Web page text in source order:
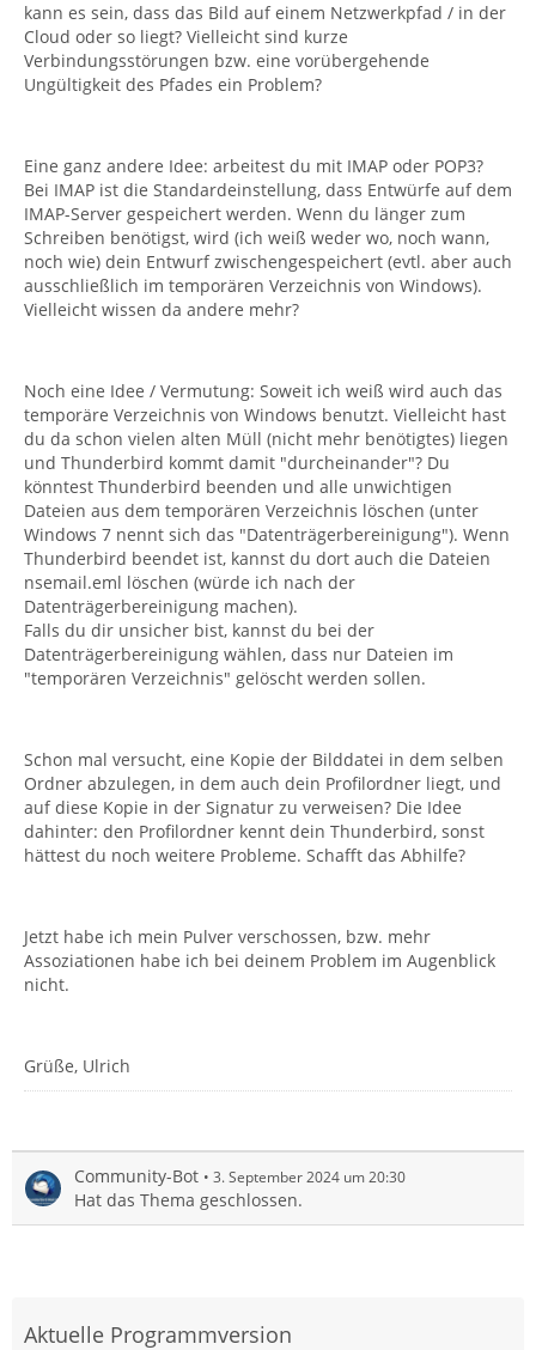
kann es sein, dass das Bild auf einem Netzwerkpfad / in der
Cloud oder so liegt? Vielleicht sind kurze
Verbindungsstörungen bzw. eine vorübergehende
Ungültigkeit des Pfades ein Problem?
Eine ganz andere Idee: arbeitest du mit IMAP oder POP3?
Bei IMAP ist die Standardeinstellung, dass Entwürfe auf dem
IMAP-Server gespeichert werden. Wenn du länger zum
Schreiben benötigst, wird (ich weiß weder wo, noch wann,
noch wie) dein Entwurf zwischengespeichert (evtl. aber auch
ausschließlich im temporären Verzeichnis von Windows).
Vielleicht wissen da andere mehr?
Noch eine Idee / Vermutung: Soweit ich weiß wird auch das
temporäre Verzeichnis von Windows benutzt. Vielleicht hast
du da schon vielen alten Müll (nicht mehr benötigtes) liegen
und Thunderbird kommt damit "durcheinander"? Du
könntest Thunderbird beenden und alle unwichtigen
Dateien aus dem temporären Verzeichnis löschen (unter
Windows 7 nennt sich das "Datenträgerbereinigung"). Wenn
Thunderbird beendet ist, kannst du dort auch die Dateien
nsemail.eml löschen (würde ich nach der
Datenträgerbereinigung machen).
Falls du dir unsicher bist, kannst du bei der
Datenträgerbereinigung wählen, dass nur Dateien im
"temporären Verzeichnis" gelöscht werden sollen.
Schon mal versucht, eine Kopie der Bilddatei in dem selben
Ordner abzulegen, in dem auch dein Profilordner liegt, und
auf diese Kopie in der Signatur zu verweisen? Die Idee
dahinter: den Profilordner kennt dein Thunderbird, sonst
hättest du noch weitere Probleme. Schafft das Abhilfe?
Jetzt habe ich mein Pulver verschossen, bzw. mehr
Assoziationen habe ich bei deinem Problem im Augenblick
nicht.
Grüße, Ulrich
Community-Bot 3. September 2024 um 20:30
Hat das Thema geschlossen.
Aktuelle Programmversion